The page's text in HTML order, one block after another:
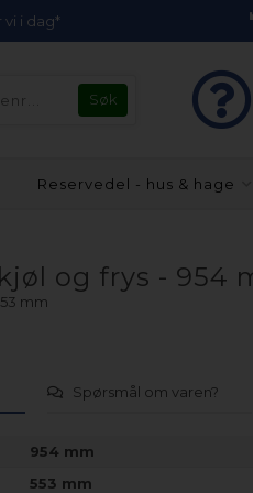
vi i dag*
Reservedel - hus & hage
og frys - 954
mm
Spørsmål om varen?
954 mm
553 mm